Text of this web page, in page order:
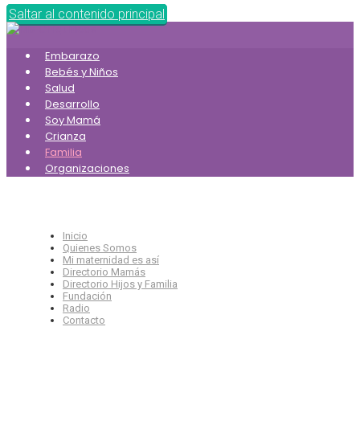
Saltar al contenido principal
Embarazo
Bebés y Niños
Salud
Desarrollo
Soy Mamá
Crianza
Familia
Organizaciones
Inicio
Quienes Somos
Mi maternidad es así
Directorio Mamás
Directorio Hijos y Familia
Fundación
Radio
Contacto